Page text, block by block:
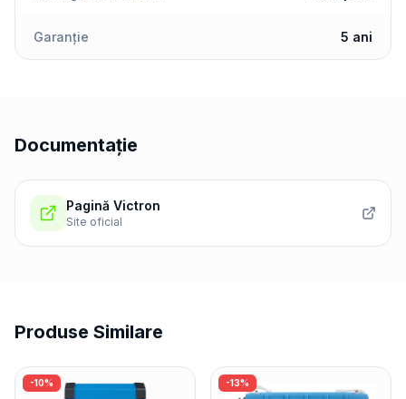
Garanție 5 ani
Documentație
Pagină Victron
Site oficial
Produse Similare
-10% -13%